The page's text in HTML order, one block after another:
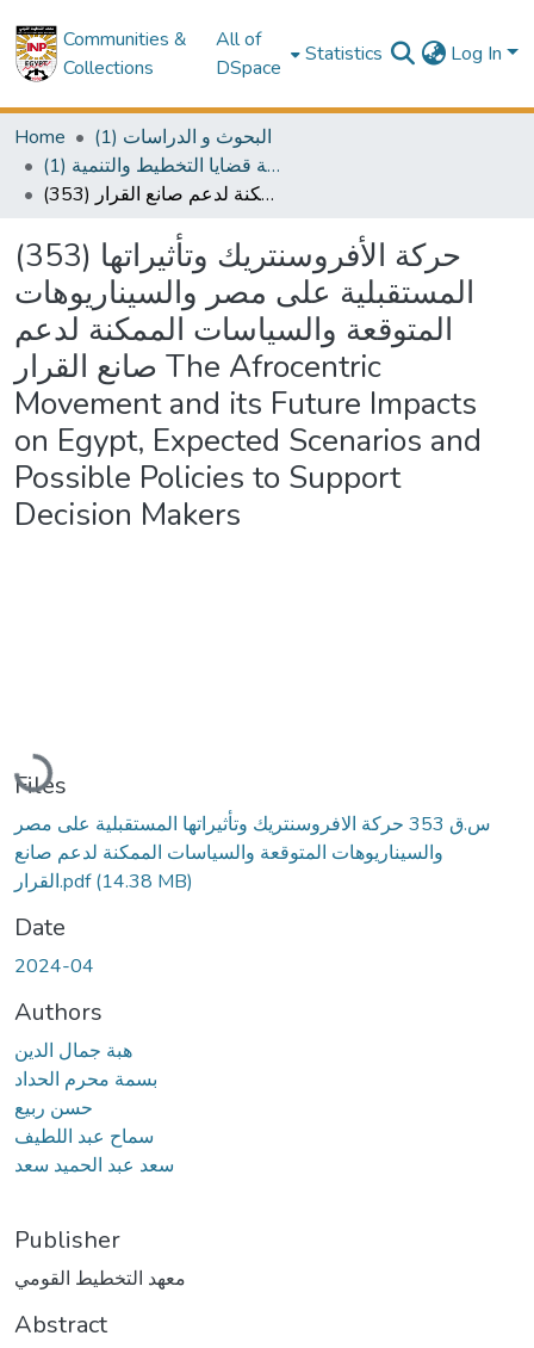
Communities &
Collections
All of
DSpace
Statistics Log In
Home
(1) البحوث و الدراسات
(1) سلسلة قضايا التخطيط والتنمية
(353) حركة الأفروسنتريك وتأثيراتها المستقبلية على مصر والسيناريوهات المتوقعة والسياسات الممكنة لدعم صانع القرار The Afrocentric Movement and its Future Impacts on Egypt, Expected Scenarios and Possible Policies to Support Decision Makers
(353) حركة الأفروسنتريك وتأثيراتها
المستقبلية على مصر والسيناريوهات
المتوقعة والسياسات الممكنة لدعم
صانع القرار The Afrocentric
Movement and its Future Impacts
on Egypt, Expected Scenarios and
Possible Policies to Support
Decision Makers
Loading...
Files
س.ق 353 حركة الافروسنتريك وتأثيراتها المستقبلية على مصر
والسيناريوهات المتوقعة والسياسات الممكنة لدعم صانع
القرار.pdf(14.38 MB)
Date
2024-04
Authors
هبة جمال الدين
بسمة محرم الحداد
حسن ربيع
سماح عبد اللطيف
سعد عبد الحميد سعد
Publisher
معهد التخطيط القومي
Abstract